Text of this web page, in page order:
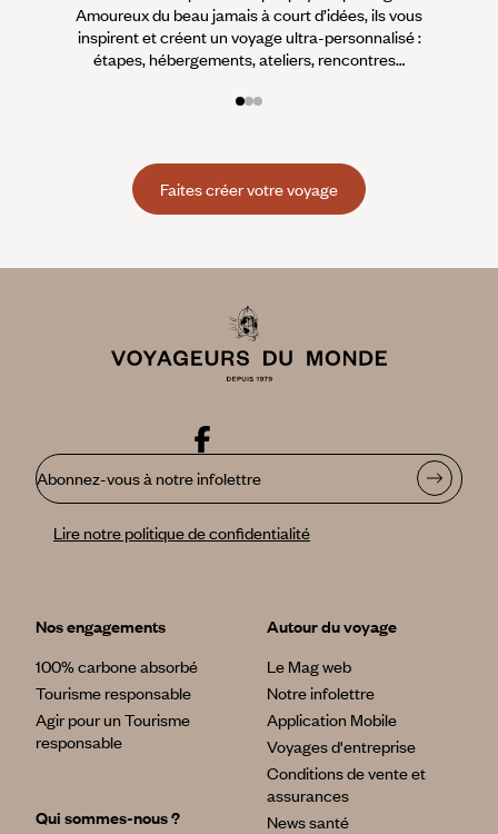
Amoureux du beau jamais à court d’idées, ils vous
inspirent et créent un voyage ultra-personnalisé :
étapes, hébergements, ateliers, rencontres…
Faites créer votre voyage
Abonnez-vous à notre infolettre
Lire notre politique de confidentialité
Nos engagements
100% carbone absorbé
Tourisme responsable
Agir pour un Tourisme
responsable
Qui sommes-nous ?
Autour du voyage
Le Mag web
Notre infolettre
Application Mobile
Voyages d'entreprise
Conditions de vente et
assurances
News santé